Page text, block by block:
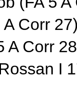
A Corr
A Corr
I